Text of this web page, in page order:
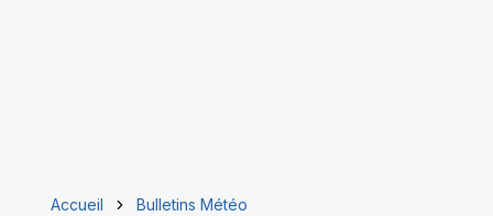
Accueil
Bulletins Météo